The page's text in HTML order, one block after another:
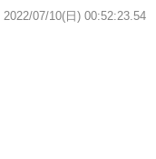
2022/07/10(日) 00:52:23.54